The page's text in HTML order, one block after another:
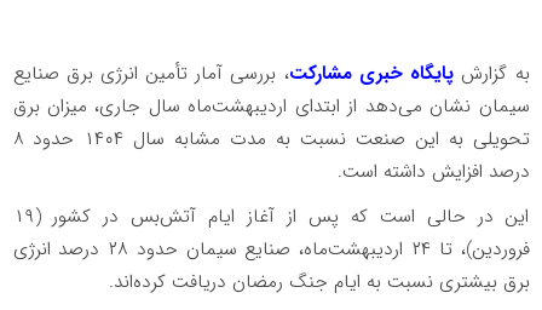
به گزارش پایگاه خبری مشارکت، بررسی آمار تأمین انرژی برق صنایع
سیمان نشان می‌دهد از ابتدای اردیبهشت‌ماه سال جاری، میزان برق
تحویلی به این صنعت نسبت به مدت مشابه سال ۱۴۰۴ حدود ۸
درصد افزایش داشته است.
این در حالی است که پس از آغاز ایام آتش‌بس در کشور (۱۹
فروردین)، تا ۲۴ اردیبهشت‌ماه، صنایع سیمان حدود ۲۸ درصد انرژی
برق بیشتری نسبت به ایام جنگ رمضان دریافت کرده‌اند.